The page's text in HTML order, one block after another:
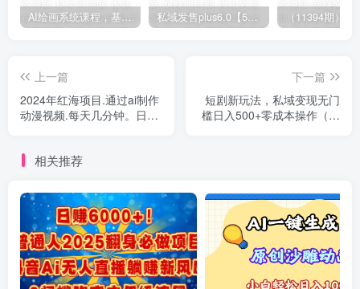
AI绘画系统课程，基础入门-实战案例-商业应用 私域发售plus6.0【5月份线下课录音】/全域套装sop流程包，社群发售工具套装模型
上一篇
2024年红海项目.通过ai制作
动漫视频.每天几分钟。日入
下一篇
短剧新玩法，私域变现无门
槛日入500+零成本操作（附
相关推荐